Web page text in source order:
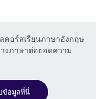
คอร์สเรียนภาษาอังกฤษ
งภาษาต่อยอดความ
ข้อมูลที่นี่